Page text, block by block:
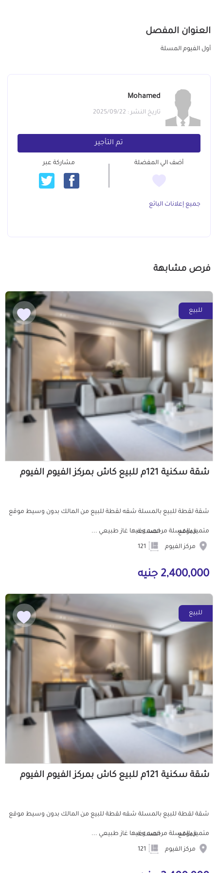
العنوان المفصل
أول الفيوم المسلة
Mohamed
تاريخ النشر : 2025/09/22
تم التأجير
أضف الي المفضلة مشاركة عبر
جميع إعلانات البائع
فرص مشابهة
للبيع
شقة سكنية 121م للبيع كاش بمركز الفيوم الفيوم
شقة لقطة للبيع بالمسلة شقه لقطة للبيع من المالك بدون وسيط موقع
متميز بالمسلة مرخصه وفيها غاز طبيعي ...
الموقع
مركز الفيوم
المساحة
2,400,000 جنيه
للبيع
شقة سكنية 121م للبيع كاش بمركز الفيوم الفيوم
شقة لقطة للبيع بالمسلة شقه لقطة للبيع من المالك بدون وسيط موقع
متميز بالمسلة مرخصه وفيها غاز طبيعي ...
الموقع
مركز الفيوم
المساحة